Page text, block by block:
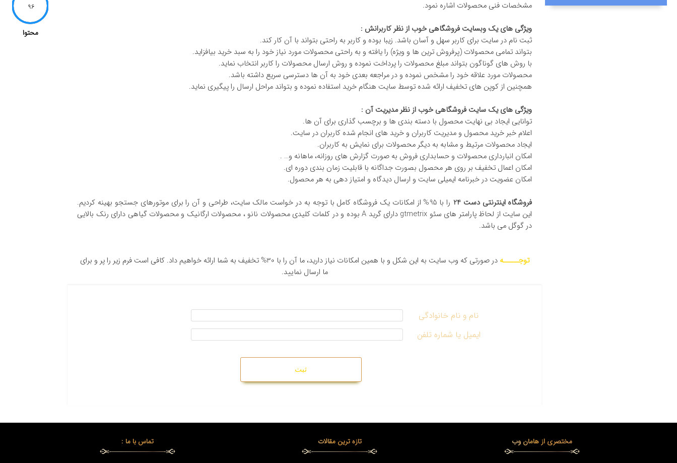
مشخصات فنی محصولات اشاره نمود.
ویژگی های یک وبسایت فروشگاهی خوب از نظر کاربرانش :
ثبت نام در سایت برای کاربر سهل و آسان باشد. زیبا بوده و کاربر به راحتی بتواند با آن کار کند.
بتواند تمامی محصولات (پرفروش ترین ها و ویژه) را یافته و به راحتی محصولات مورد نیاز خود را به سبد خرید بیافزاید.
با روش های گوناگون بتواند مبلغ محصولات را پرداخت نموده و روش ارسال محصولات را کاربر انتخاب نماید.
محصولات مورد علاقه خود را مشخص نموده و در مراجعه بعدی خود به آن ها دسترسی سریع داشته باشد.
همچنین از کوپن های تخفیف ارائه شده توسط سایت هنگام خرید استفاده نموده و بتواند مراحل ارسال را پیگیری نماید.
ویژگی های یک سایت فروشگاهی خوب از نظر مدیریت آن :
توانایی ایجاد بی نهایت محصول با دسته بندی ها و برچسب گذاری برای آن ها.
اعلام خبر خرید محصول و مدیریت کاربران و خرید های انجام شده کاربران در سایت.
ایجاد محصولات مرتیط و مشابه به دیگر محصولات برای نمایش به کاربران.
امکان انبارداری محصولات و حسابداری فروش به صورت گزارش های روزانه، ماهانه و… .
امکان اعمال تخفیف بر روی هر محصول بصورت جداگانه با قابلیت زمان بندی دوره ای.
امکان عضویت در خبرنامه ایمیلی سایت و ارسال دیدگاه و امتیاز دهی به هر محصول.
فروشگاه اینترنتی دست 24
را با 95% از امکانات یک فروشگاه کامل با توجه به در خواست مالک سایت، طراحی و آن را برای موتورهای جستجو بهینه کردیم.
این سایت از لحاظ پارامتر های سئو gtmetrix دارای گرید A بوده و در کلمات کلیدی محصولات نانو ، محصولات ارگانیک و محصولات گیاهی دارای رنک بالایی
در گوگل می باشد.
توجـــــه
در صورتی که وب سایت به این شکل و با همین امکانات نیاز دارید، ما آن را با 30% تخفیف به شما ارائه خواهیم داد. کافی است فرم زیر را پر و برای
ما ارسال نمایید.
نام و نام خانوادگی
ایمیل یا شماره تلفن
96
محتوا
مختصری از هامان وب تازه ترین مقالات تماس با ما :